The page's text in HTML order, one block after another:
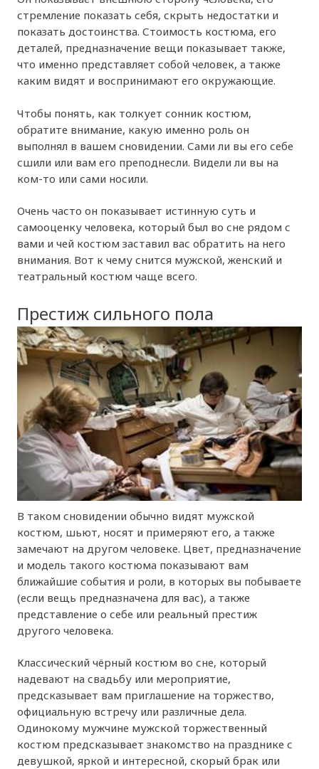
стремление показать себя, скрыть недостатки и
показать достоинства. Стоимость костюма, его
деталей, предназначение вещи показывает также,
что именно представляет собой человек, а также
каким видят и воспринимают его окружающие.
Чтобы понять, как толкует сонник костюм,
обратите внимание, какую именно роль он
выполнял в вашем сновидении. Сами ли вы его себе
сшили или вам его преподнесли. Видели ли вы на
ком-то или сами носили.
Очень часто он показывает истинную суть и
самооценку человека, который был во сне рядом с
вами и чей костюм заставил вас обратить на него
внимания. Вот к чему снится мужской, женский и
театральный костюм чаще всего.
Престиж сильного пола
В таком сновидении обычно видят мужской
костюм, шьют, носят и примеряют его, а также
замечают на другом человеке. Цвет, предназначение
и модель такого костюма показывают вам
ближайшие события и роли, в которых вы побываете
(если вещь предназначена для вас), а также
представление о себе или реальный престиж
другого человека.
Классический чёрный костюм во сне, который
надевают на свадьбу или мероприятие,
предсказывает вам приглашение на торжество,
официальную встречу или различные дела.
Одинокому мужчине мужской торжественный
костюм предсказывает знакомство на празднике с
девушкой, яркой и интересной, скорый брак или